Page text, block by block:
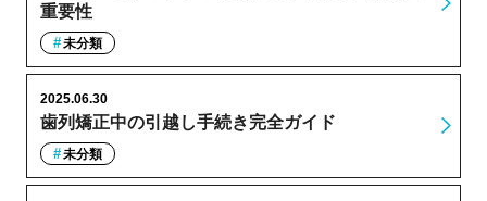
重要性
未分類
歯列矯正中の引越し手続き完全ガイド
2025.06.30
未分類